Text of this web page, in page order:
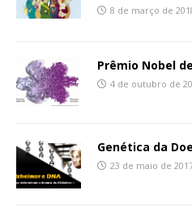
8 de março de
Prêmio Nobel
4 de outubro de
Genética da
23 de maio de